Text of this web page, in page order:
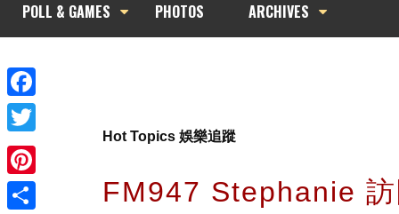
POLL & GAMES
PHOTOS ARCHIVES
Facebook
Twitter
Pinterest
Hot Topics 娛樂追蹤
FM947 Stephanie